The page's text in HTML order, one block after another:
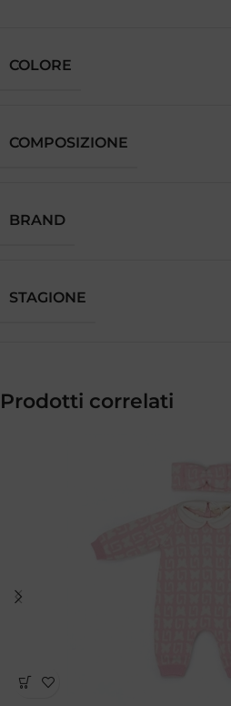
COLORE
COMPOSIZIONE
BRAND
STAGIONE
Prodotti correlati